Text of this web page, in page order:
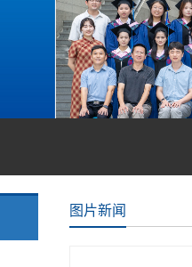
图片新闻